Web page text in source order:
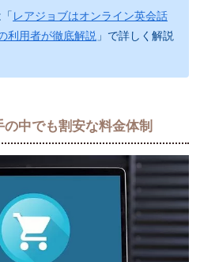
レアジョブはオンライン英会話
利用者が徹底解説 」で詳しく解説
中でも割安な料金体制